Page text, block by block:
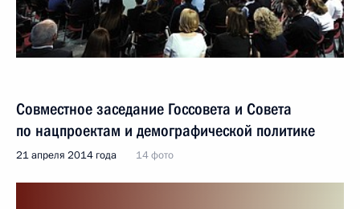
Совместное заседание Госсовета и Совета
по нацпроектам и демографической политике
21 апреля 2014 года 14 фото